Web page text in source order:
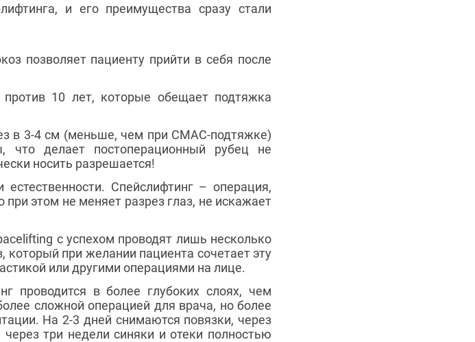
и его преимущества сразу стали
позволяет пациенту прийти в себя после
против 10 лет, которые обещает подтяжка
в 3-4 см (меньше, чем при СМАС-подтяжке)
что делает постоперационный рубец не
носить разрешается!
Спейслифтинг – операция,
этом не меняет разрез глаз, не искажает
с успехом проводят лишь несколько
при желании пациента сочетает эту
или другими операциями на лице.
проводится в более глубоких слоях, чем
сложной операцией для врача, но более
На 2-3 дней снимаются повязки, через
три недели синяки и отеки полностью